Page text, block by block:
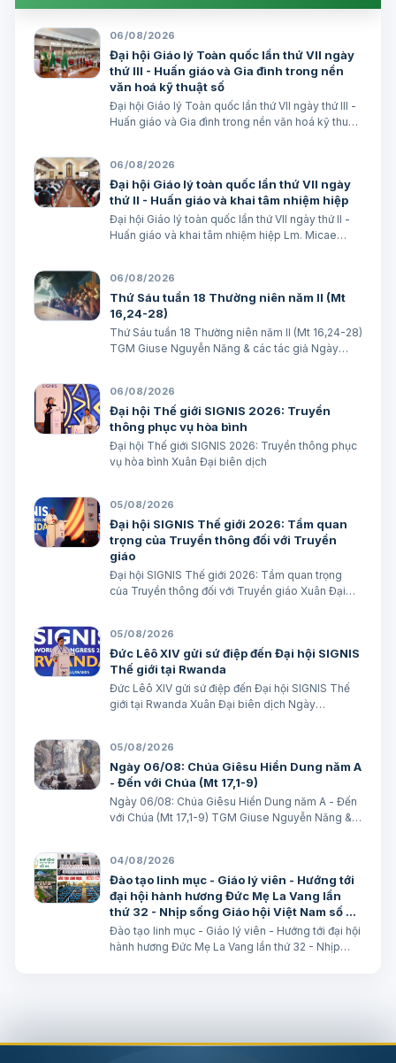
06/08/2026
Đại hội Giáo lý Toàn quốc lần thứ VII ngày
thứ III - Huấn giáo và Gia đình trong nền
văn hoá kỹ thuật số
Đại hội Giáo lý Toàn quốc lần thứ VII ngày thứ III -
Huấn giáo và Gia đình trong nền văn hoá kỹ thuật
06/08/2026
Đại hội Giáo lý toàn quốc lần thứ VII ngày
thứ II - Huấn giáo và khai tâm nhiệm hiệp
Đại hội Giáo lý toàn quốc lần thứ VII ngày thứ II -
Huấn giáo và khai tâm nhiệm hiệp Lm. Micae
06/08/2026
Thứ Sáu tuần 18 Thường niên năm II (Mt
16,24-28)
Thứ Sáu tuần 18 Thường niên năm II (Mt 16,24-28)
TGM Giuse Nguyễn Năng & các tác giả Ngày
6-7 “Khốn cho thành khát má…
06/08/2026
Đại hội Thế giới SIGNIS 2026: Truyền
thông phục vụ hòa bình
Đại hội Thế giới SIGNIS 2026: Truyền thông phục
vụ hòa bình Xuân Đại biên dịch
05/08/2026
Đại hội SIGNIS Thế giới 2026: Tầm quan
trọng của Truyền thông đối với Truyền
giáo
Đại hội SIGNIS Thế giới 2026: Tầm quan trọng
của Truyền thông đối với Truyền giáo Xuân Đại
05/08/2026
Đức Lêô XIV gửi sứ điệp đến Đại hội SIGNIS
Thế giới tại Rwanda
Đức Lêô XIV gửi sứ điệp đến Đại hội SIGNIS Thế
giới tại Rwanda Xuân Đại biên dịch Ngày
Lêô XIV kêu gọi những người làm truyền thông
C…
05/08/2026
Ngày 06/08: Chúa Giêsu Hiển Dung năm A
- Đến với Chúa (Mt 17,1-9)
Ngày 06/08: Chúa Giêsu Hiển Dung năm A - Đến
với Chúa (Mt 17,1-9) TGM Giuse Nguyễn Năng &
như tuyết”. Trích sách Tiên tri…
04/08/2026
Đào tạo linh mục - Giáo lý viên - Hướng tới
đại hội hành hương Đức Mẹ La Vang lần
thứ 32 - Nhịp sống Giáo hội Việt Nam số 85
(28/7/2026 - 03/8/2026)
Đào tạo linh mục - Giáo lý viên - Hướng tới đại hội
hành hương Đức Mẹ La Vang lần thứ 32 - Nhịp